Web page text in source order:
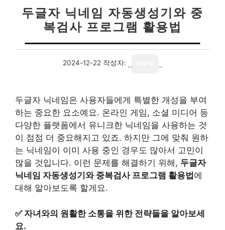
두글자 닉네임 자동생성기와 중
복검사 프로그램 활용법
2024-12-22 작성자:
두글자 닉네임은 사용자들에게 특별한 개성을 부여
하는 중요한 요소예요. 온라인 게임, 소셜 미디어 등
다양한 플랫폼에서 유니크한 닉네임을 사용하는 것
이 점점 더 중요해지고 있죠. 하지만 그에 맞춰 원하
는 닉네임이 이미 사용 중인 경우도 많아서 고민이
많을 것입니다. 이런 문제를 해결하기 위해, 두글자
닉네임 자동생성기와 중복검사 프로그램 활용법 에
대해 알아보도록 할게요.
✅ 자녀와의 원활한 소통을 위한 전략들을 알아보세
요.